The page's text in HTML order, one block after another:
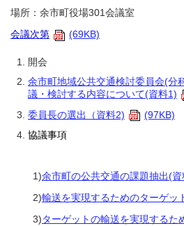
場所：余市町役場301会議室
会議次第
(69KB)
開会
余市町地域公共交通検討委員会(分
議・検討する内容について(資料1)
委員長の選出（資料2)
(97KB)
協議事項
1)余市町の公共交通の課題抽出(資
2)輸送を実現するためのターゲッ
3)ターゲットの輸送を実現するた